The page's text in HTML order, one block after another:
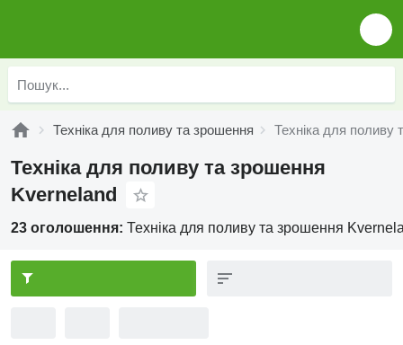
Техніка для поливу та зрошення Техніка для поливу
Техніка для поливу та зрошення
Kverneland
23 оголошення: Техніка для поливу та зрошення